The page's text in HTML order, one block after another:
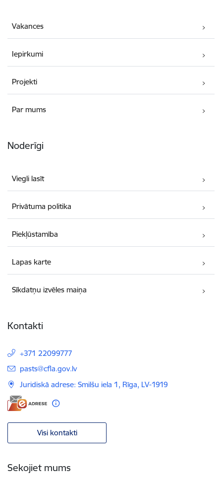
Vakances
Iepirkumi
Projekti
Par mums
Noderīgi
Viegli lasīt
Privātuma politika
Piekļūstamība
Lapas karte
Sīkdatņu izvēles maiņa
Kontakti
+371 22099777
E-pasts:
pasts@cfla.gov.lv
Juridiskā adrese: Smilšu iela 1, Rīga, LV-1919
Visi kontakti
Sekojiet mums